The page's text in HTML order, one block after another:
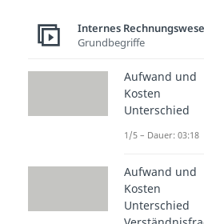
entnimmst
📄 Die
könnte so
1 Lenker
2 Räder
Internes
Grundbegriffe
Aufwand und
Kosten
Unterschied
1/5 – Dauer: 03:18
Aufwand und
Kosten
Unterschied